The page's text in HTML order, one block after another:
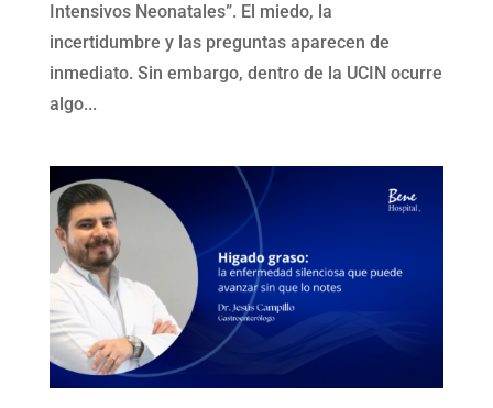
Intensivos Neonatales”. El miedo, la
incertidumbre y las preguntas aparecen de
inmediato. Sin embargo, dentro de la UCIN ocurre
algo...